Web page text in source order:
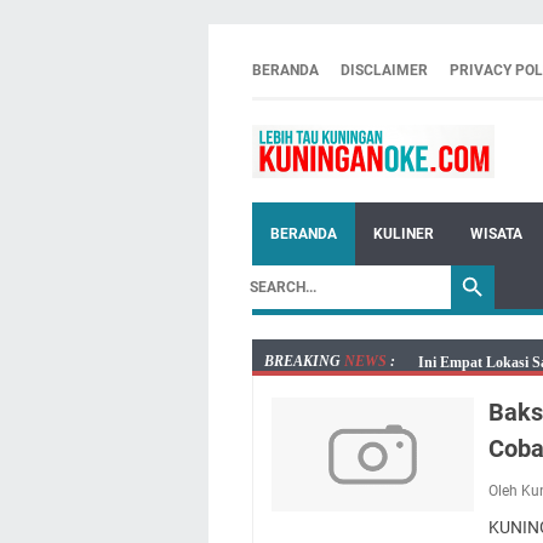
BERANDA DISCLAIMER PRIVACY
BERANDA KULINER WISATA
BREAKING NEWS :
Ini Empat Lokasi
Embun Pagi
Tetap Berjalan
Salat Lima Waktu
Oleh